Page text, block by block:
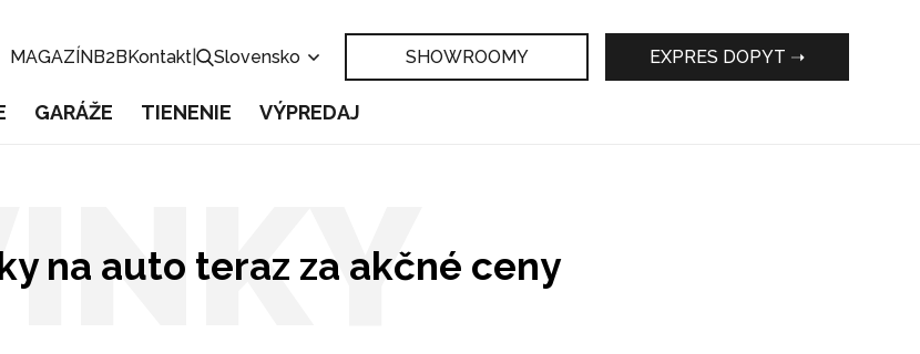
MAGAZÍNB2BKontakt Slovensko SHOWROOMY EXPRES DOPYT ➝
GARÁŽE TIENENIE VÝPREDAJ
na auto teraz za akčné ceny